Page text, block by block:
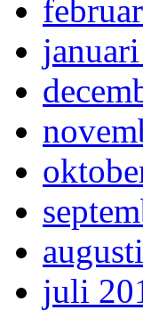
juli